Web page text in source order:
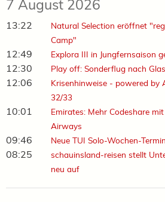
7 August 2026
13:22
Natural Selection eröffnet
Camp"
12:49 Explora III in Jungfernsaison
12:30 Play off: Sonderflug nach
12:06
Krisenhinweise - powered by
32/33
10:01
Emirates: Mehr Codeshare
Airways
09:46 Neue TUI Solo-Wochen-
08:25
schauinsland-reisen stellt
neu auf